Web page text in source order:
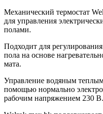
Механический термостат
для управления
полами.
Подходит для
пола на основе
мата.
Управление водяным
помощью нормально
рабочим напряжением 230 В.